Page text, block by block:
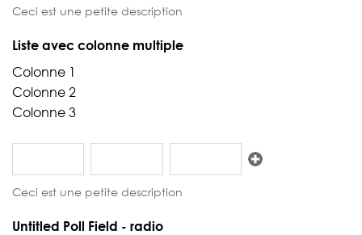
Ceci est une petite description
Liste avec colonne multiple
Colonne 1
Colonne 2
Colonne 3
Ajouter
Ceci est une petite description
Untitled Poll Field - radio